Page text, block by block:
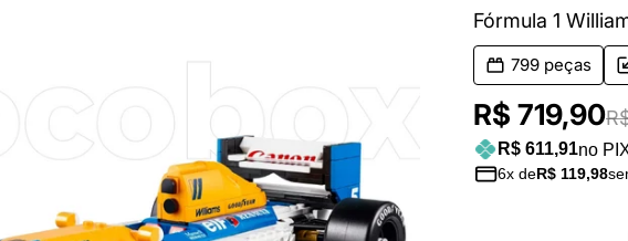
Fórmula 1
799 peças
Preço
R$ 719,90
R$ 611,91no
6x deR$ 119,98